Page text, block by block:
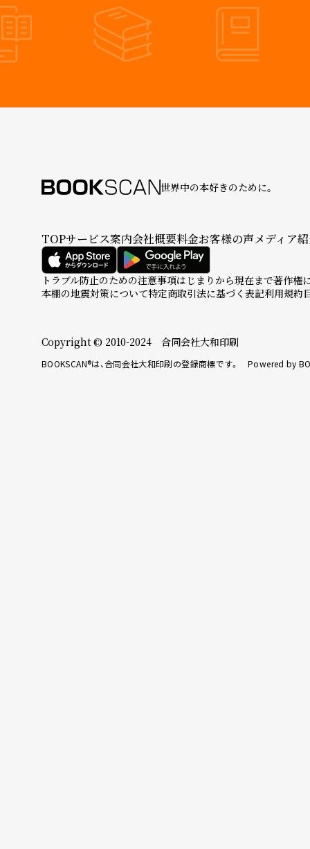
世界中の本好きのために。
TOPサービス案内会社概要料金お客様の声メディア
トラブル防止のための注意事項はじまりから現在まで著作権
本棚の地震対策について特定商取引法に基づく表記利用規約
Copyright © 2010-2024 合同会社大和印刷
BOOKSCAN®は、合同会社大和印刷の登録商標です。 Powered by